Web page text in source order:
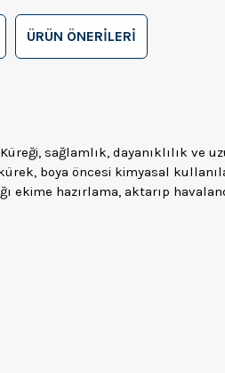
ÜRÜN ÖNERILERI
sağlamlık, dayanıklılık
boya öncesi kimyasal
hazırlama, aktarıp